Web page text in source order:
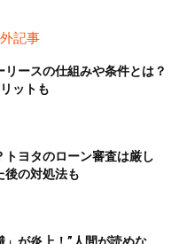
記事
ースの仕組みや条件とは？
ットも
トヨタのローン審査は厳し
後の対処法も